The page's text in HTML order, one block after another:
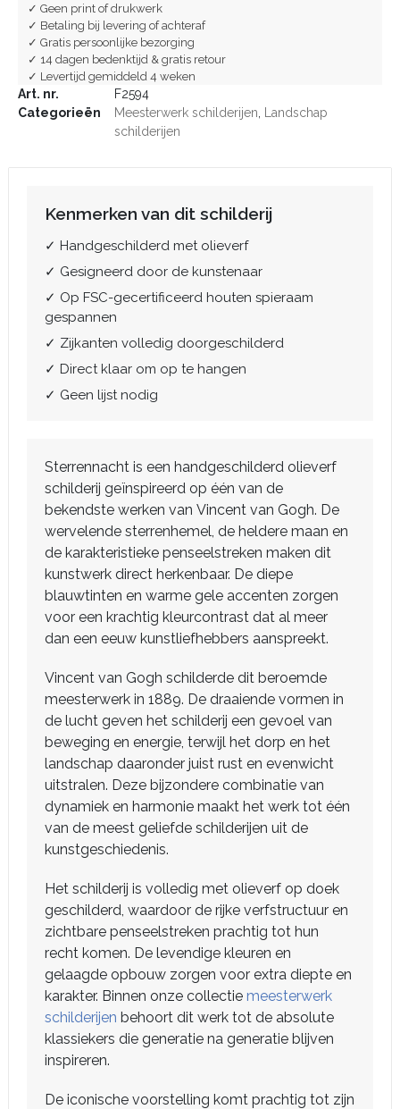
✓ Geen print of drukwerk
✓ Betaling bij levering of achteraf
✓ Gratis persoonlijke bezorging
✓ 14 dagen bedenktijd & gratis retour
✓ Levertijd gemiddeld 4 weken
Art. nr.
F2594
Categorieën
Meesterwerk schilderijen
Landschap
schilderijen
Kenmerken van dit schilderij
✓ Handgeschilderd met olieverf
✓ Gesigneerd door de kunstenaar
✓ Op FSC-gecertificeerd houten spieraam
gespannen
✓ Zijkanten volledig doorgeschilderd
✓ Direct klaar om op te hangen
✓ Geen lijst nodig
Sterrennacht is een handgeschilderd olieverf
schilderij geïnspireerd op één van de
bekendste werken van Vincent van Gogh. De
wervelende sterrenhemel, de heldere maan en
de karakteristieke penseelstreken maken dit
kunstwerk direct herkenbaar. De diepe
blauwtinten en warme gele accenten zorgen
voor een krachtig kleurcontrast dat al meer
dan een eeuw kunstliefhebbers aanspreekt.
Vincent van Gogh schilderde dit beroemde
meesterwerk in 1889. De draaiende vormen in
de lucht geven het schilderij een gevoel van
beweging en energie, terwijl het dorp en het
landschap daaronder juist rust en evenwicht
uitstralen. Deze bijzondere combinatie van
dynamiek en harmonie maakt het werk tot één
van de meest geliefde schilderijen uit de
kunstgeschiedenis.
Het schilderij is volledig met olieverf op doek
geschilderd, waardoor de rijke verfstructuur en
zichtbare penseelstreken prachtig tot hun
recht komen. De levendige kleuren en
gelaagde opbouw zorgen voor extra diepte en
karakter. Binnen onze collectie meesterwerk
schilderijen behoort dit werk tot de absolute
klassiekers die generatie na generatie blijven
inspireren.
De iconische voorstelling komt prachtig tot zijn